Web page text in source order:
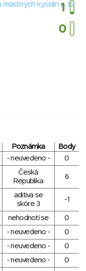
kyselin a, b,
Poznámka
Body
- neuvedeno - 0
Česká
Republika
6
aditiva se
skóre 3
-1
nehodnotí se
0
- neuvedeno -
0
- neuvedeno -
0
- neuvedeno -
0